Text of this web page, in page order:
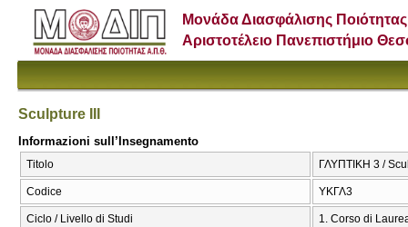
Μονάδα Διασφάλισης Ποιότητας
Αριστοτέλειο Πανεπιστήμιο
Sculpture III
Informazioni sull’Insegnamento
Titolo ΓΛΥΠΤΙΚΗ 3 /
Codice ΥΚΓΛ3
Ciclo / Livello di Studi 1. Corso di